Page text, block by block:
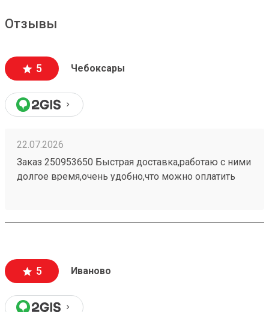
Отзывы
5 Чебоксары
22.07.2026
Заказ 250953650 Быстрая доставка,работаю с ними
долгое время,очень удобно,что можно оплатить
для распаковки
5 Иваново